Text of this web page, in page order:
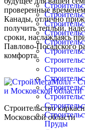
Пруды
проверенные
Канады, отлично
получить теплый,
сроки, наслаждаясь
Павлово-Посадского
комфорта.
Строительство
Московской области